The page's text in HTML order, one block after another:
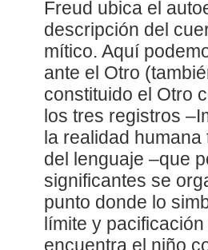
Freud ubica el
descripción del
mítico. Aquí
ante el Otro
constituido el Otro
los tres registros
la realidad
del lenguaje –que
significantes se
punto donde lo
límite y
encuentra el niño